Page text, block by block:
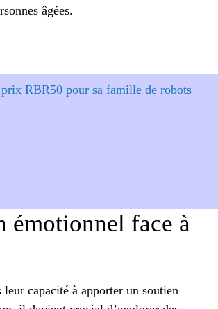
âgées.
RBR50 pour sa famille de robots
émotionnel face à
leur capacité à apporter un soutien